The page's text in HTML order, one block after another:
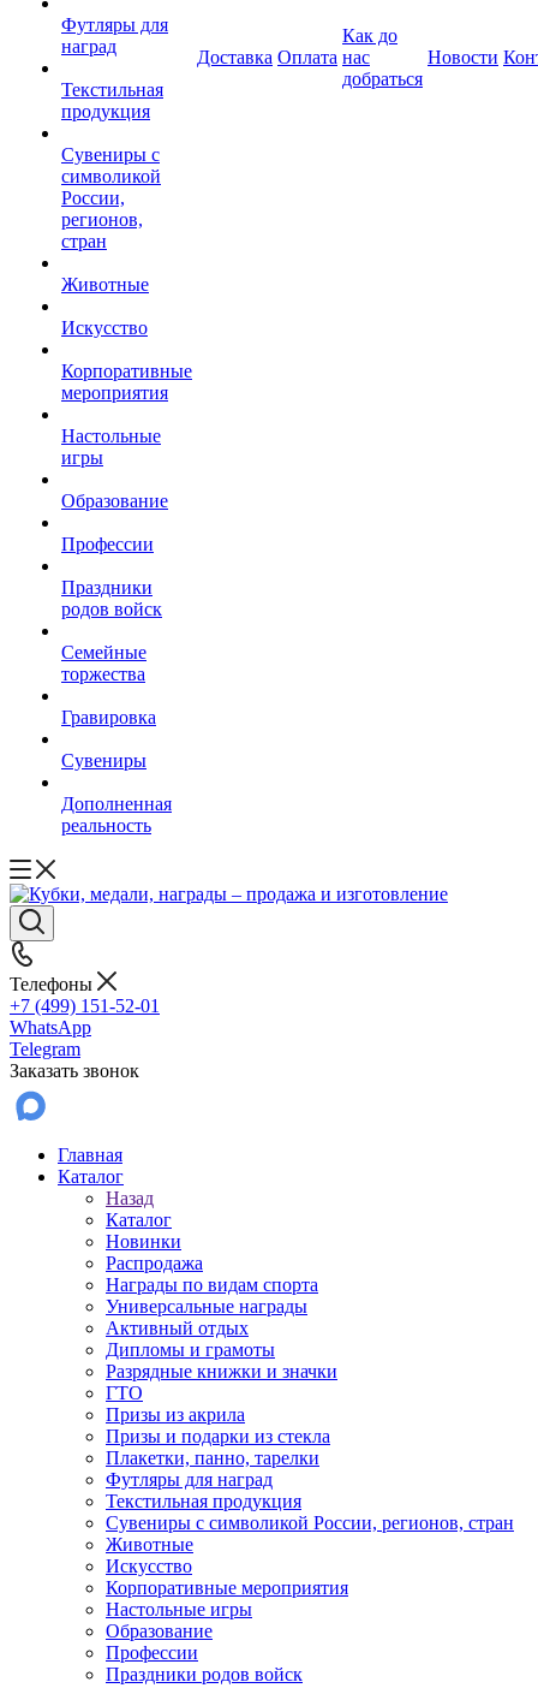
Футляры для
наград
Текстильная
продукция
Сувениры с
символикой
России,
регионов,
стран
Животные
Искусство
Корпоративные
мероприятия
Настольные
игры
Образование
Профессии
Праздники
родов войск
Семейные
торжества
Гравировка
Сувениры
Дополненная
реальность
Доставка Оплата
Как до
нас
добраться
Новости
Телефоны
+7 (499) 151-52-01
WhatsApp
Telegram
Заказать звонок
Главная
Каталог
Назад
Каталог
Новинки
Распродажа
Награды по видам спорта
Универсальные награды
Активный отдых
Дипломы и грамоты
Разрядные книжки и значки
ГТО
Призы из акрила
Призы и подарки из стекла
Плакетки, панно, тарелки
Футляры для наград
Текстильная продукция
Сувениры с символикой России, регионов, стран
Животные
Искусство
Корпоративные мероприятия
Настольные игры
Образование
Профессии
Праздники родов войск